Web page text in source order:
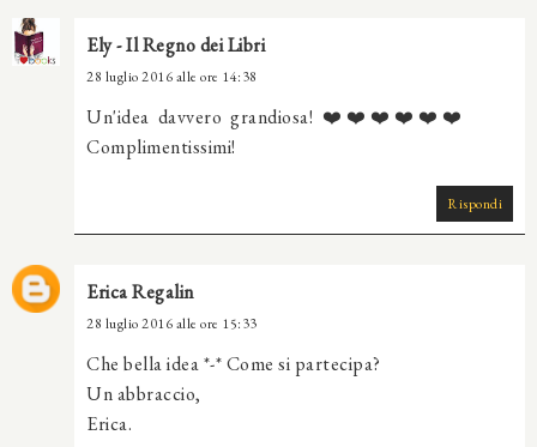
Ely - Il Regno dei Libri
28 luglio 2016 alle ore 14:38
Un'idea davvero grandiosa! ❤️❤️❤️❤️❤️❤️
Complimentissimi!
Rispondi
Erica Regalin
28 luglio 2016 alle ore 15:33
Che bella idea *-* Come si partecipa?
Un abbraccio,
Erica.